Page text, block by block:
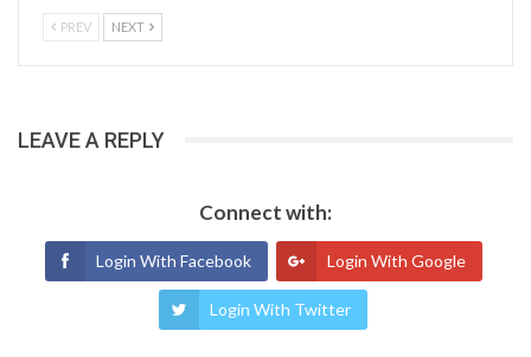
PREV NEXT
LEAVE A REPLY
Connect with:
Login With Facebook Login With Google
Login With Twitter